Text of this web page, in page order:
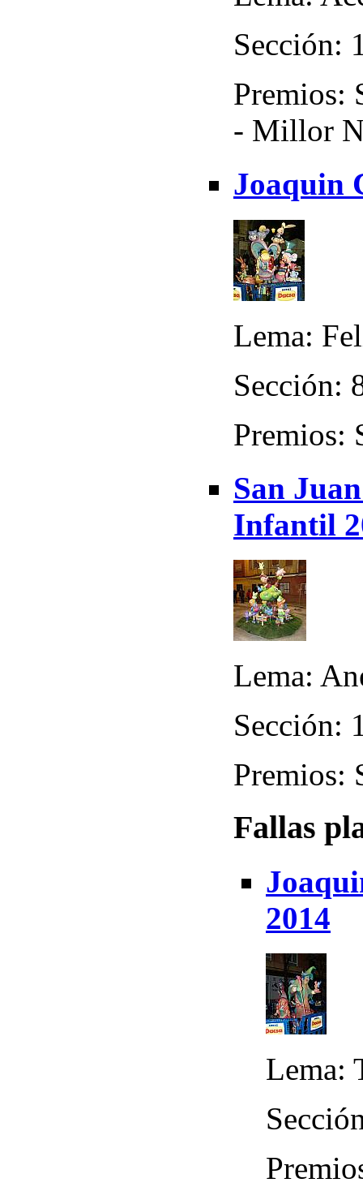
Sección:
Premios:
- Millor
Joaquin
Lema:
Sección:
Premios:
San
Infantil
Lema:
Sección:
Premios:
Fallas
2014
Lema: